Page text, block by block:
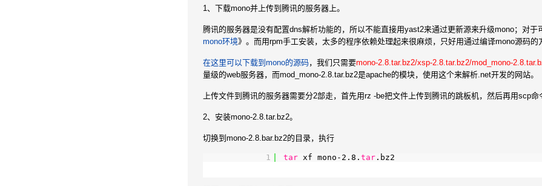
1、下载mono并上传到腾讯的服务器上。
腾讯的服务器是没有配置dns解析功能的，所以不能直接用yast2来通过更新源来升级mono；对
mono环境》。而用rpm手工安装，太多的程序依赖处理起来很麻烦，只好用通过编译mono源码的
在这里可以下载到mono的源码，我们只需要mono-2.8.tar.bz2/xsp-2.8.tar.bz2/mod_mono-
量级的web服务器，而mod_mono-2.8.tar.bz2是apache的模块，使用这个来解析.net开发的网站。
上传文件到腾讯的服务器需要分2部走，首先用rz -be把文件上传到腾讯的跳板机，然后再用scp命
2、安装mono-2.8.tar.bz2。
切换到mono-2.8.bar.bz2的目录，执行
1 tar xf mono-2.8. tar .bz2